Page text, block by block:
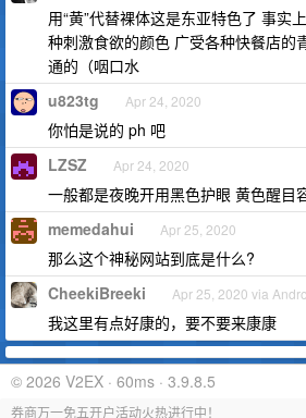
用“黄”代替裸体这是东亚特色了 事实
种刺激食欲的颜色 广受各种快餐店的
通的（咽口水
u823tg Apr 24, 2020
你怕是说的 ph 吧
LZSZ Apr 24, 2020
一般都是夜晚开用黑色护眼 黄色醒目
memedahui Apr 25, 2020
那么这个神秘网站到底是什么?
CheekiBreeki Apr 25, 2020 via
我这里有点好康的，要不要来康康
© 2026 V2EX · 60ms · 3.9.8.5
券商万一免五开户活动火热进行中！